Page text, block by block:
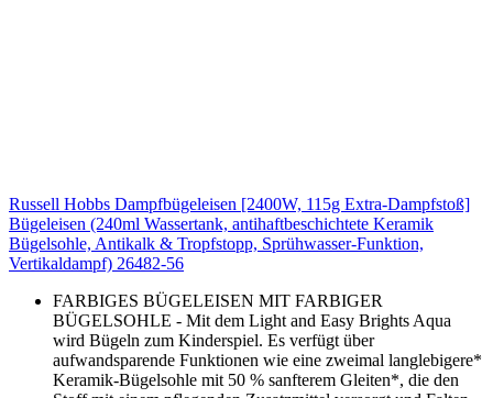
Russell Hobbs Dampfbügeleisen [2400W, 115g Extra-Dampfstoß]
Bügeleisen (240ml Wassertank, antihaftbeschichtete Keramik
Bügelsohle, Antikalk & Tropfstopp, Sprühwasser-Funktion,
Vertikaldampf) 26482-56
FARBIGES BÜGELEISEN MIT FARBIGER
BÜGELSOHLE - Mit dem Light and Easy Brights Aqua
wird Bügeln zum Kinderspiel. Es verfügt über
aufwandsparende Funktionen wie eine zweimal langlebigere*
Keramik-Bügelsohle mit 50 % sanfterem Gleiten*, die den